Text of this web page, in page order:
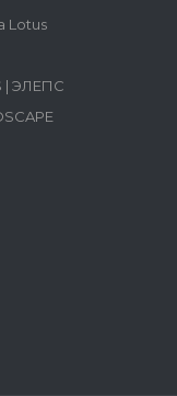
Lotus
| ЭЛЕПС